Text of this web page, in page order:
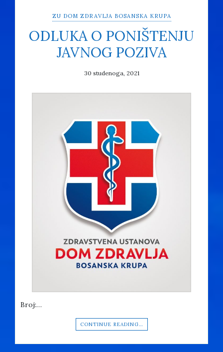
ZU DOM ZDRAVLJA BOSANSKA KRUPA
ODLUKA O PONIŠTENJU
JAVNOG POZIVA
30 studenoga, 2021
Broj:…
CONTINUE READING…